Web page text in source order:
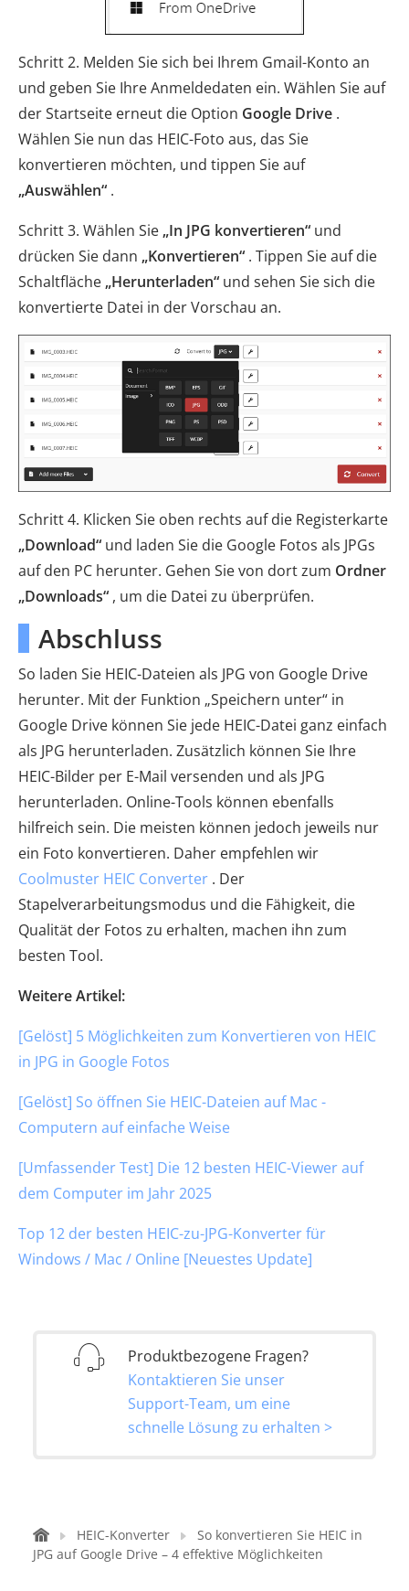
Schritt 2. Melden Sie sich bei Ihrem Gmail-Konto an
und geben Sie Ihre Anmeldedaten ein. Wählen Sie auf
der Startseite erneut die Option Google Drive .
Wählen Sie nun das HEIC-Foto aus, das Sie
konvertieren möchten, und tippen Sie auf
„Auswählen“ .
Schritt 3. Wählen Sie„In JPG konvertieren“ und
drücken Sie dann „Konvertieren“ . Tippen Sie auf die
Schaltfläche„Herunterladen“ und sehen Sie sich die
konvertierte Datei in der Vorschau an.
Schritt 4. Klicken Sie oben rechts auf die Registerkarte
„Download“ und laden Sie die Google Fotos als JPGs
auf den PC herunter. Gehen Sie von dort zum Ordner
„Downloads“ , um die Datei zu überprüfen.
Abschluss
So laden Sie HEIC-Dateien als JPG von Google Drive
herunter. Mit der Funktion „Speichern unter“ in
Google Drive können Sie jede HEIC-Datei ganz einfach
als JPG herunterladen. Zusätzlich können Sie Ihre
HEIC-Bilder per E-Mail versenden und als JPG
herunterladen. Online-Tools können ebenfalls
hilfreich sein. Die meisten können jedoch jeweils nur
ein Foto konvertieren. Daher empfehlen wir
Coolmuster HEIC Converter . Der
Stapelverarbeitungsmodus und die Fähigkeit, die
Qualität der Fotos zu erhalten, machen ihn zum
besten Tool.
Weitere Artikel:
[Gelöst] 5 Möglichkeiten zum Konvertieren von HEIC
in JPG in Google Fotos
[Gelöst] So öffnen Sie HEIC-Dateien auf Mac -
Computern auf einfache Weise
[Umfassender Test] Die 12 besten HEIC-Viewer auf
dem Computer im Jahr 2025
Top 12 der besten HEIC-zu-JPG-Konverter für
Windows / Mac / Online [Neuestes Update]
Produktbezogene Fragen?
Kontaktieren Sie unser
Support-Team, um eine
schnelle Lösung zu erhalten >
HEIC-Konverter
So konvertieren Sie HEIC in
JPG auf Google Drive – 4 effektive Möglichkeiten